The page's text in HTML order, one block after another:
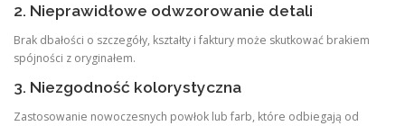
2. Nieprawidłowe odwzorowanie detali
Brak dbałości o szczegóły, kształty i faktury może skutkować brakiem
spójności z oryginałem.
3. Niezgodność kolorystyczna
Zastosowanie nowoczesnych powłok lub farb, które odbiegają od